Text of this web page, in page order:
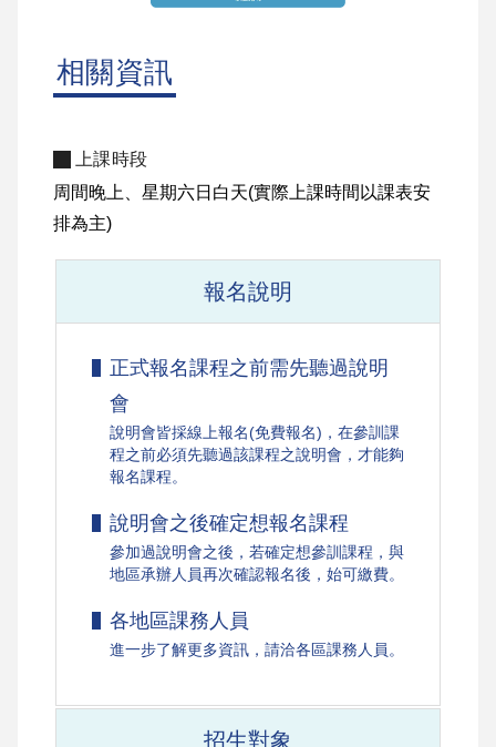
相關資訊
上課時段
周間晚上、星期六日白天(實際上課時間以課表安
排為主)
報名說明
正式報名課程之前需先聽過說明
會
說明會皆採線上報名(免費報名)，在參訓課
程之前必須先聽過該課程之說明會，才能夠
報名課程。
說明會之後確定想報名課程
參加過說明會之後，若確定想參訓課程，與
地區承辦人員再次確認報名後，始可繳費。
各地區課務人員
進一步了解更多資訊，請洽各區課務人員。
招生對象